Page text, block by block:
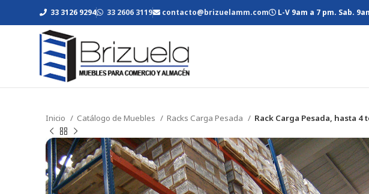
33 3126 9294 33 2606 3119 contacto@brizuelamm.com L-V 9am a 7 pm. Sab.
Inicio Catálogo de Muebles Racks Carga Pesada Rack Carga Pesada, hasta 4